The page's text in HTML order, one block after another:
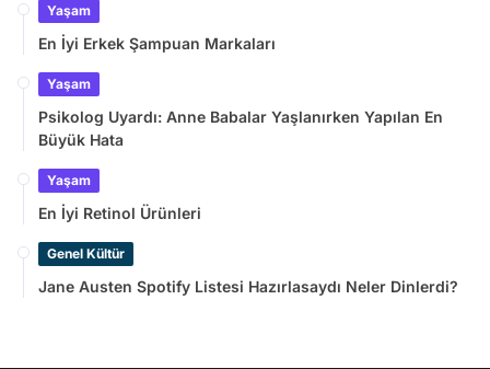
Yaşam
En İyi Erkek Şampuan Markaları
Yaşam
Psikolog Uyardı: Anne Babalar Yaşlanırken Yapılan En
Büyük Hata
Yaşam
En İyi Retinol Ürünleri
Genel Kültür
Jane Austen Spotify Listesi Hazırlasaydı Neler Dinlerdi?